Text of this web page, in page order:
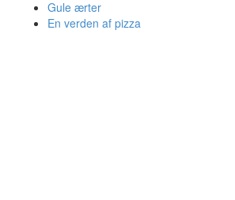
Gule ærter
En verden af pizza